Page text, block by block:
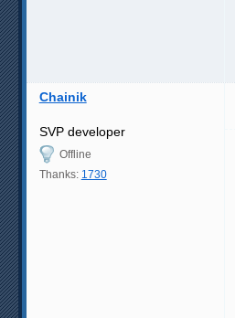
Chainik
SVP developer
Offline
Thanks: 1730